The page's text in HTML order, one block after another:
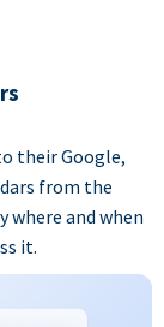
their Google,
from the
and when
it.